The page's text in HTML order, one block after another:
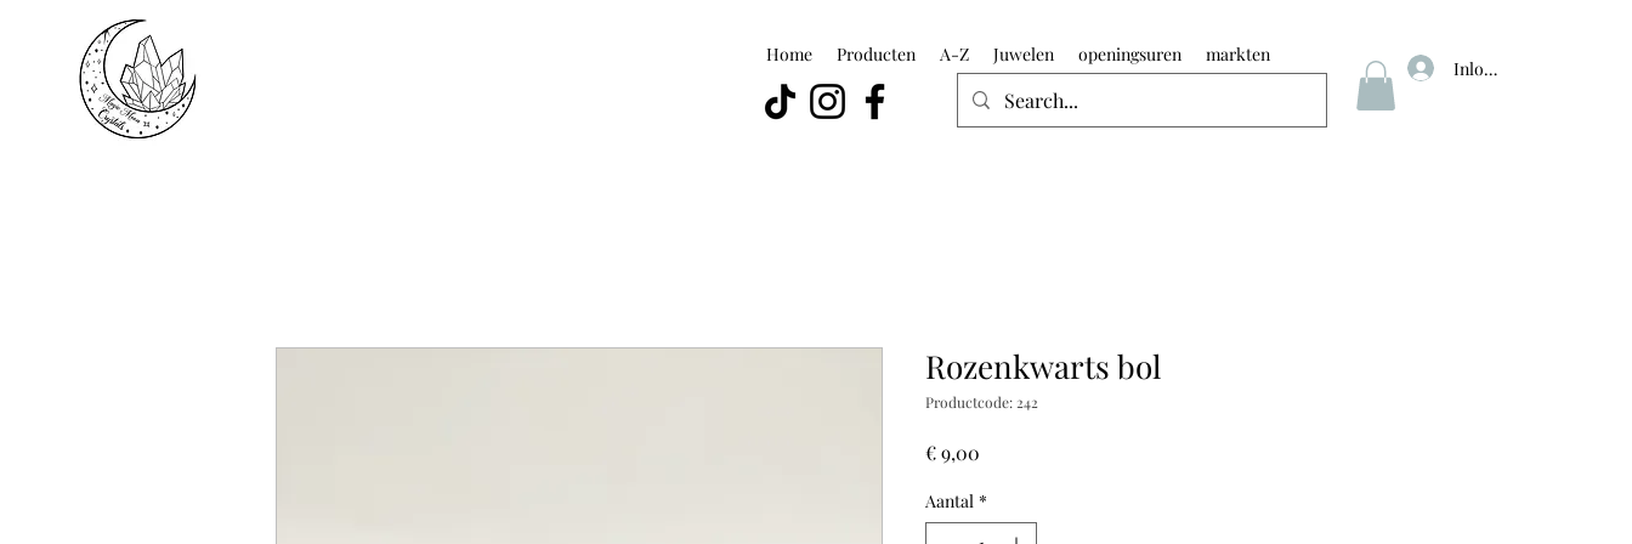
Home Producten A-Z Juwelen openingsuren markten
Inloggen
Rozenkwarts bol
Productcode: 242
€ 9,00
Aantal *